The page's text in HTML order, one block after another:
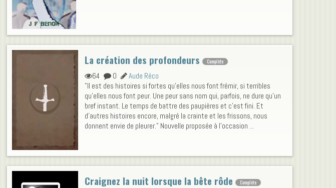
La création des profondeurs Complète
64 0
Aude Réco
"Il est des histoires si fortes qu’elles nous font frémir, si terribles
qu’elles nous font peur. Une peur sans nom qui, parfois, ne dure qu’un
bref instant. Le temps de battre des paupières et c’est fini. Et
d’autres histoires encore, malgré la crainte et les frissons, nous
donnent envie de pleurer." Nouvelle proposée à l'occasion ...
Craignez la nuit lorsque la bête rôde Complète